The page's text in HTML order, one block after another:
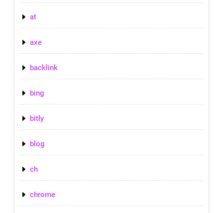
at
axe
backlink
bing
bitly
blog
ch
chrome